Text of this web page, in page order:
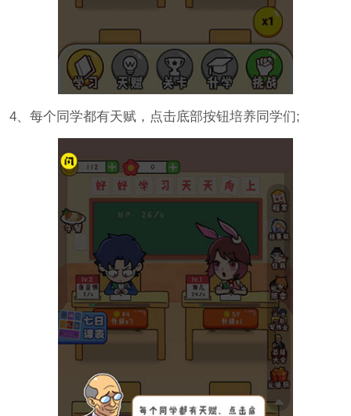
4、每个同学都有天赋，点击底部按钮培养同学们;